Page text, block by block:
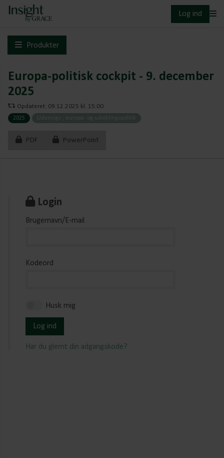
Log ind
Produkter
Europa-politisk cockpit - 9. december
2025
Opdateret: 09.12.2025 kl. 15:00
2025 Udenrigs-, europa- og udviklingspolitik
PDF PowerPoint
Login
Brugernavn/E-mail
Kodeord
Husk mig
Log ind
Har du glemt din adgangskode?